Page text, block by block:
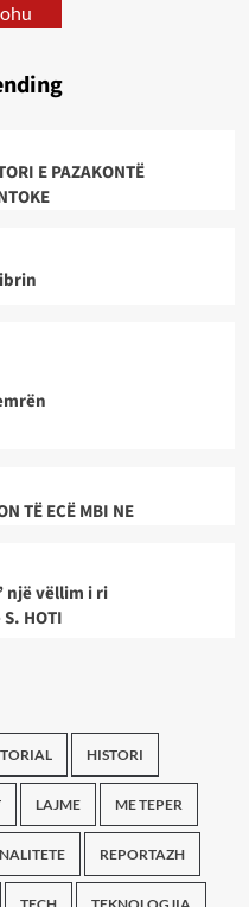
E PAZAKONTË
TË ECË MBI NE
një vëllim i ri
HOTI
HISTORI
LAJME ME TEPER
REPORTAZH